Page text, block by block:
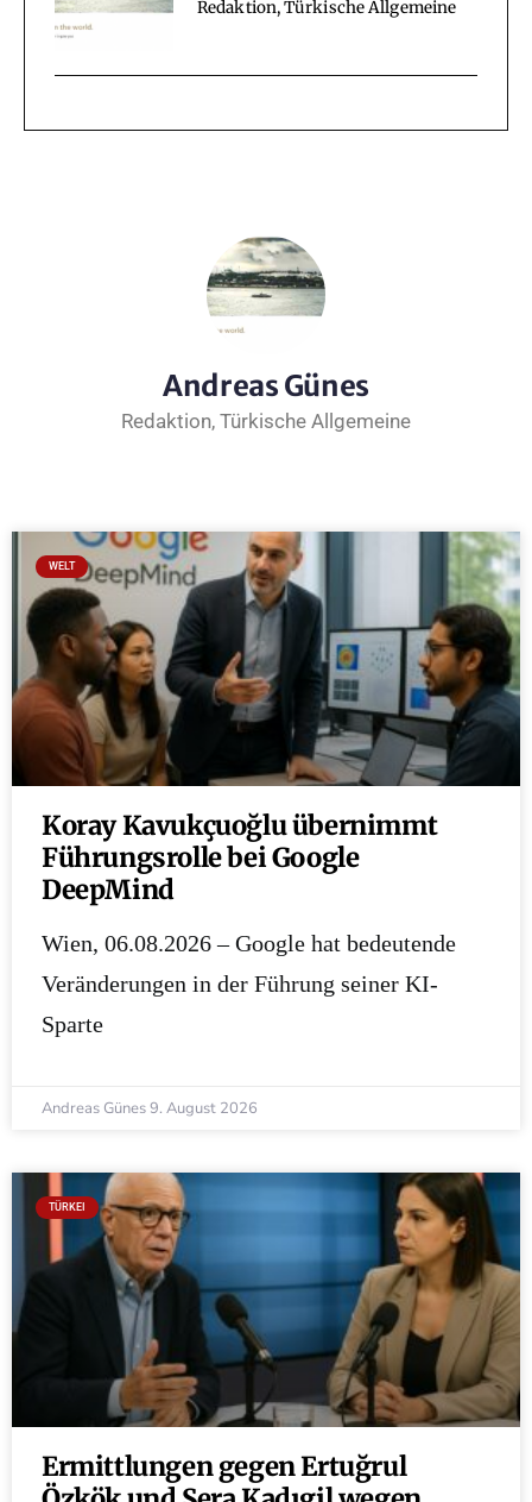
Redaktion, Türkische Allgemeine
Andreas Günes
Redaktion, Türkische Allgemeine
WELT
Koray Kavukçuoğlu übernimmt
Führungsrolle bei Google
DeepMind
Wien, 06.08.2026 – Google hat bedeutende
Veränderungen in der Führung seiner KI-
Sparte
Andreas Günes9. August 2026
TÜRKEI
Ermittlungen gegen Ertuğrul